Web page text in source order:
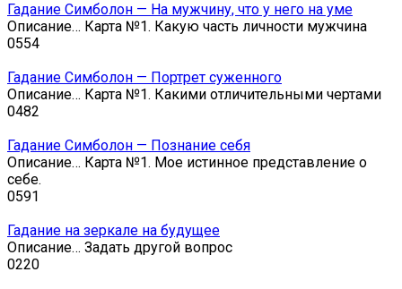
Гадание Симболон — На мужчину, что у него на уме
Описание… Карта №1. Какую часть личности мужчина
0554
Гадание Симболон — Портрет суженного
Описание… Карта №1. Какими отличительными чертами
0482
Гадание Симболон — Познание себя
Описание… Карта №1. Мое истинное представление о
себе.
0591
Гадание на зеркале на будущее
Описание… Задать другой вопрос
0220